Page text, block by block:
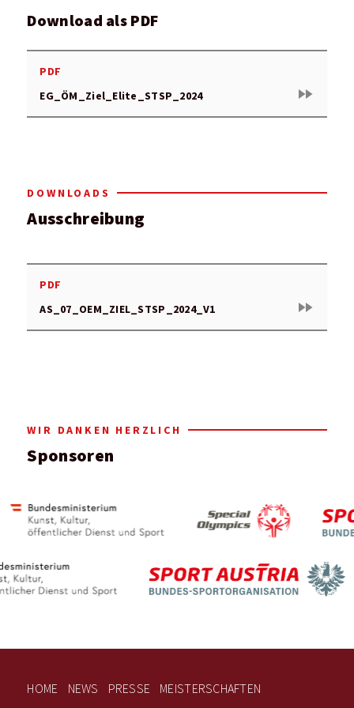
Download als PDF
PDF
EG_ÖM_Ziel_Elite_STSP_2024
fast_forward
DOWNLOADS
Ausschreibung
PDF
AS_07_OEM_ZIEL_STSP_2024_V1
fast_forward
WIR DANKEN HERZLICH
Sponsoren
HOME NEWS PRESSE
MEISTERSCHAFTEN